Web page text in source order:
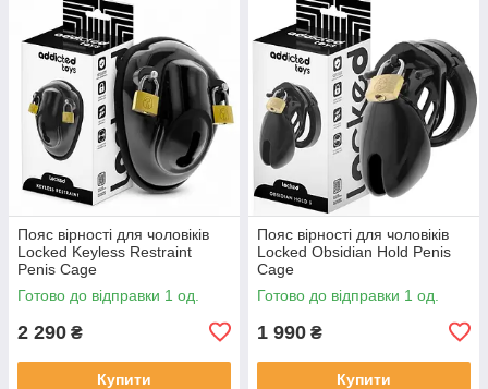
Пояс вірності для чоловіків
Locked Keyless Restraint
Penis Cage
Готово до відправки 1 од.
2 290 ₴
Купити
Пояс вірності для чоловіків
Locked Obsidian Hold Penis
Cage
Готово до відправки 1 од.
1 990 ₴
Купити